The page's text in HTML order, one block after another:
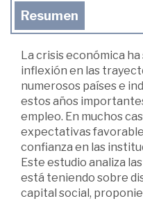
Resumen
La crisis económica
inflexión en las
numerosos países e
estos años
empleo. En muchos
expectativas
confianza en las
Este estudio analiza
está teniendo sobre
capital social,